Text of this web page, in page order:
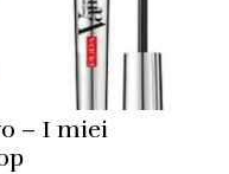
– I miei